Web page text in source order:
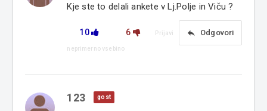
Kje ste to delali ankete v Lj.Polje in Viču ?
10 6 reply Odgovori
Prijavi
neprimerno vsebino
123 gost